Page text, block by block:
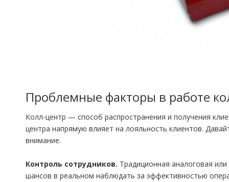
Проблемные факторы в работе
Колл-центр — способ распространения и получения
центра напрямую влияет на лояльность клиентов.
внимание.
Контроль сотрудников. Традиционная аналоговая
шансов в реальном наблюдать за эффективностью